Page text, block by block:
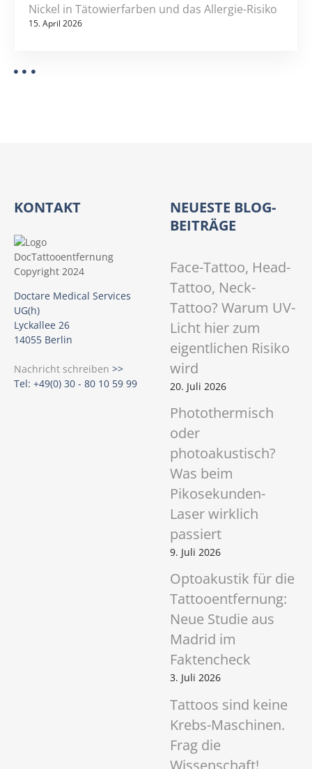
Nickel in Tätowierfarben und das Allergie-Risiko
15. April 2026
KONTAKT
Doctare Medical Services
UG(h)
Lyckallee 26
14055 Berlin
Nachricht schreiben >>
Tel: +49(0) 30 - 80 10 59 99
NEUESTE BLOG-
BEITRÄGE
Face-Tattoo, Head-
Tattoo, Neck-
Tattoo? Warum UV-
Licht hier zum
eigentlichen Risiko
wird
20. Juli 2026
Photothermisch
oder
photoakustisch?
Was beim
Pikosekunden-
Laser wirklich
passiert
9. Juli 2026
Optoakustik für die
Tattooentfernung:
Neue Studie aus
Madrid im
Faktencheck
3. Juli 2026
Tattoos sind keine
Krebs-Maschinen.
Frag die
Wissenschaft!